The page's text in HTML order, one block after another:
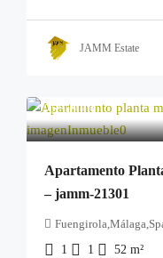
JAMM Estate
255.000€
Apartamento
– jamm-21301
1
1 52 m²